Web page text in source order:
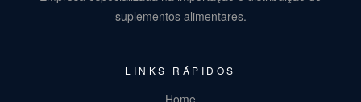
suplementos alimentares.
LINKS RÁPIDOS